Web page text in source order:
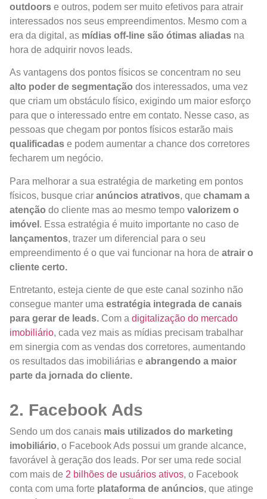
outdoors e outros, podem ser muito efetivos para atrair
interessados nos seus empreendimentos. Mesmo com a
era da digital, as mídias off-line são ótimas aliadas na
hora de adquirir novos leads.
As vantagens dos pontos físicos se concentram no seu
alto poder de segmentação dos interessados, uma vez
que criam um obstáculo físico, exigindo um maior esforço
para que o interessado entre em contato. Nesse caso, as
pessoas que chegam por pontos físicos estarão mais
qualificadas e podem aumentar a chance dos corretores
fecharem um negócio.
Para melhorar a sua estratégia de marketing em pontos
físicos, busque criar anúncios atrativos, que chamam a
atenção do cliente mas ao mesmo tempo valorizem o
imóvel . Essa estratégia é muito importante no caso de
lançamentos, trazer um diferencial para o seu
empreendimento é o que vai funcionar na hora de atrair o
cliente certo.
Entretanto, esteja ciente de que este canal sozinho não
consegue manter uma estratégia integrada de canais
para gerar de leads. Com a digitalização do mercado
imobiliário, cada vez mais as mídias precisam trabalhar
em sinergia com as vendas dos corretores, aumentando
os resultados das imobiliárias e abrangendo a maior
parte da jornada do cliente.
2. Facebook Ads
Sendo um dos canais mais utilizados do marketing
imobiliário, o Facebook Ads possui um grande alcance,
favorável à geração dos leads. Por ser uma rede social
com mais de 2 bilhões de usuários ativos, o Facebook
conta com uma forte plataforma de anúncios, que atinge